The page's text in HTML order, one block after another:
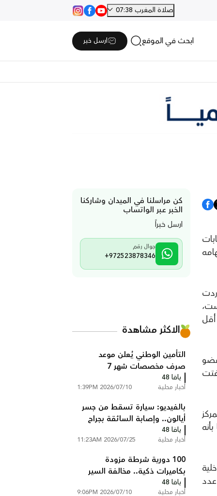
صلاة المغرب 07:38
ابحث في الموقع ارسل خبر
للكنيست،
انتخابات داخلية
كن مراسلنا في الميدان وشاركنا
الخبر عبر الواتساب
ارسل خبراً
جوال رقم
+972523878346
الاكثر مشاهدة
التأمين الوطني يُعلن موعد
صرف مخصصات شهر 7
يافا 48
أخبار محلية 2026/07/10 1:39PM
بالفيديو: سيارة تسقط من جسر
أيالون.. وإصابة السائقة بجراح
خطيرة
يافا 48
أخبار محلية 2026/07/25 11:23AM
100 دورية شرطة مزودة
بكاميرات ذكية.. مخالفة السير
تصلك إلى المنزل دون أن تتوقف
يافا 48
أخبار محلية 2026/07/10 9:06PM